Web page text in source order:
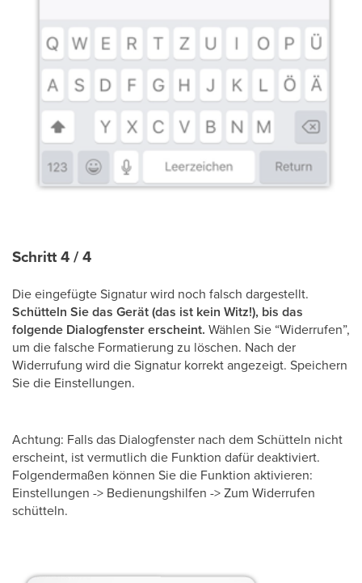
Schritt 4 / 4
Die eingefügte Signatur wird noch falsch dargestellt.
Schütteln Sie das Gerät (das ist kein Witz!), bis das
folgende Dialogfenster erscheint. Wählen Sie “Widerrufen”,
um die falsche Formatierung zu löschen. Nach der
Widerrufung wird die Signatur korrekt angezeigt. Speichern
Sie die Einstellungen.
Achtung: Falls das Dialogfenster nach dem Schütteln nicht
erscheint, ist vermutlich die Funktion dafür deaktiviert.
Folgendermaßen können Sie die Funktion aktivieren:
Einstellungen -> Bedienungshilfen -> Zum Widerrufen
schütteln.